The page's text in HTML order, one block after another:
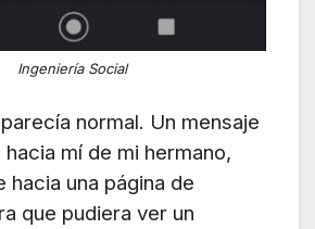
Ingeniería Social
normal. Un mensaje
mí de mi hermano,
hacia una página de
que pudiera ver un